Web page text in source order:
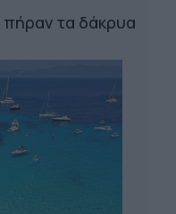
τα δάκρυα